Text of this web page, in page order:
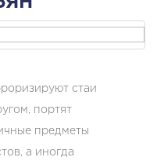
стаи
портят
предметы
а иногда